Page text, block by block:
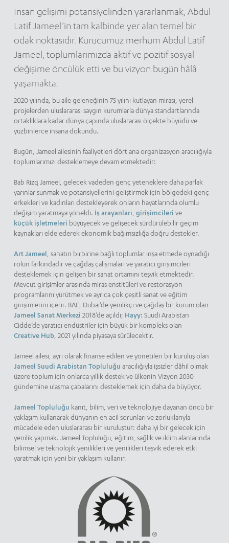
İnsan gelişimi potansiyelinden yararlanmak, Abdul
Latif Jameel’in tam kalbinde yer alan temel bir
odak noktasıdır. Kurucumuz merhum Abdul Latif
Jameel, toplumlarımızda aktif ve pozitif sosyal
değişime öncülük etti ve bu vizyon bugün hâlâ
yaşamakta.
2020 yılında, bu aile geleneğinin 75 yılını kutlayan mirası, yerel
projelerden uluslararası saygın kurumlarla dünya standartlarında
ortaklıklara kadar dünya çapında uluslararası ölçekte büyüdü ve
yüzbinlerce insana dokundu.
Bugün, Jameel ailesinin faaliyetleri dört ana organizasyon aracılığıyla
toplumlarımızı desteklemeye devam etmektedir:
Bab Rizq Jameel, gelecek vadeden genç yeteneklere daha parlak
yarınlar sunmak ve potansiyellerini geliştirmek için bölgedeki genç
erkekleri ve kadınları destekleyerek onların hayatlarında olumlu
değişim yaratmaya yöneldi. İş arayanları girişimcileri ve
küçük işletmeleri büyüyecek ve gelişecek sürdürülebilir geçim
kaynakları elde ederek ekonomik bağımsızlığa doğru destekler.
Art Jameel , sanatın birbirine bağlı toplumlar inşa etmede oynadığı
rolün farkındadır ve çağdaş çalışmaları ve yaratıcı girişimcileri
desteklemek için gelişen bir sanat ortamını teşvik etmektedir.
Mevcut girişimler arasında miras enstitüleri ve restorasyon
programlarını yürütmek ve ayrıca çok çeşitli sanat ve eğitim
girişimlerini içerir. BAE, Dubai’de yenilikçi ve çağdaş bir kurum olan
Jameel Sanat Merkezi 2018’de açıldı; Hayy: Suudi Arabistan
Cidde’de yaratıcı endüstriler için büyük bir kompleks olan
Creative Hub , 2021 yılında piyasaya sürülecektir.
Jameel ailesi, ayrı olarak finanse edilen ve yönetilen bir kuruluş olan
Jameel Suudi Arabistan Topluluğu aracılığıyla işsizler dâhil olmak
üzere toplum için onlarca yıllık destek ve ülkenin Vizyon 2030
gündemine ulaşma çabalarını desteklemek için daha da büyüyor.
Jameel Topluluğu kanıt, bilim, veri ve teknolojiye dayanan öncü bir
yaklaşım kullanarak dünyanın en acil sorunları ve zorluklarıyla
mücadele eden uluslararası bir kuruluştur: daha iyi bir gelecek için
yenilik yapmak. Jameel Topluluğu, eğitim, sağlık ve iklim alanlarında
bilimsel ve teknolojik yenilikleri ve yenilikleri teşvik ederek etki
yaratmak için yeni bir yaklaşım kullanır.